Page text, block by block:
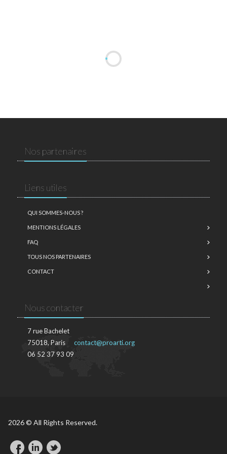
Nos partenaires
Liens utiles
QUI SOMMES-NOUS ?
MENTIONS LÉGALES
FAQ
TOUS NOS PARTENAIRES
CONTACT
Nous contacter
7 rue Bachelet
75018, Paris
06 52 37 93 09
contact@proarti.org
2026 © All Rights Reserved.